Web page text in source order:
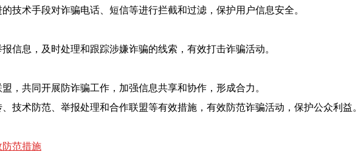
技术手段对诈骗电话、短信等进行拦截和过滤，保护用户信息安全。
信息，及时处理和跟踪涉嫌诈骗的线索，有效打击诈骗活动。
，共同开展防诈骗工作，加强信息共享和协作，形成合力。
技术防范、举报处理和合作联盟等有效措施，有效防范诈骗活动，保护公众利益。
防范措施